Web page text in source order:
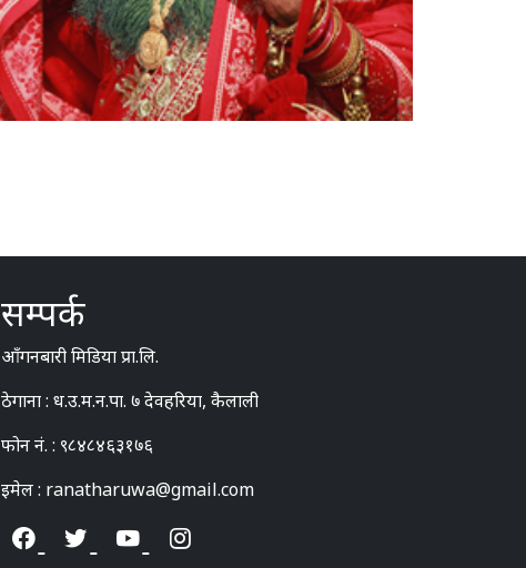
सम्पर्क
आँगनबारी मिडिया प्रा.लि.
ठेगाना : ध.उ.म.न.पा. ७ देवहरिया, कैलाली
फोन नं. : ९८४८४६३१७६
इमेल : ranatharuwa@gmail.com